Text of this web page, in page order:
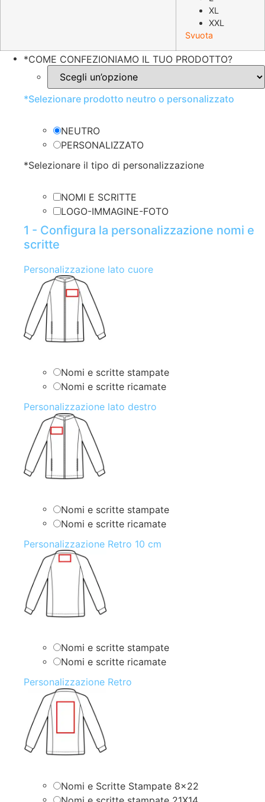
XL
XXL
Svuota
*COME CONFEZIONIAMO IL TUO PRODOTTO?
*Selezionare prodotto neutro o personalizzato
NEUTRO
PERSONALIZZATO
*Selezionare il tipo di personalizzazione
NOMI E SCRITTE
LOGO-IMMAGINE-FOTO
1 - Configura la personalizzazione nomi e
scritte
Personalizzazione lato cuore
Nomi e scritte stampate
Nomi e scritte ricamate
Personalizzazione lato destro
Nomi e scritte stampate
Nomi e scritte ricamate
Personalizzazione Retro 10 cm
Nomi e scritte stampate
Nomi e scritte ricamate
Personalizzazione Retro
Nomi e Scritte Stampate 8×22